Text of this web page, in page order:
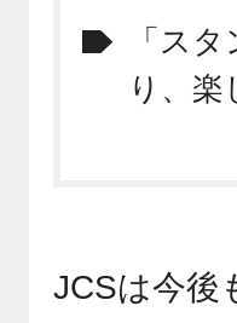
「ス
り、
JCSは今後